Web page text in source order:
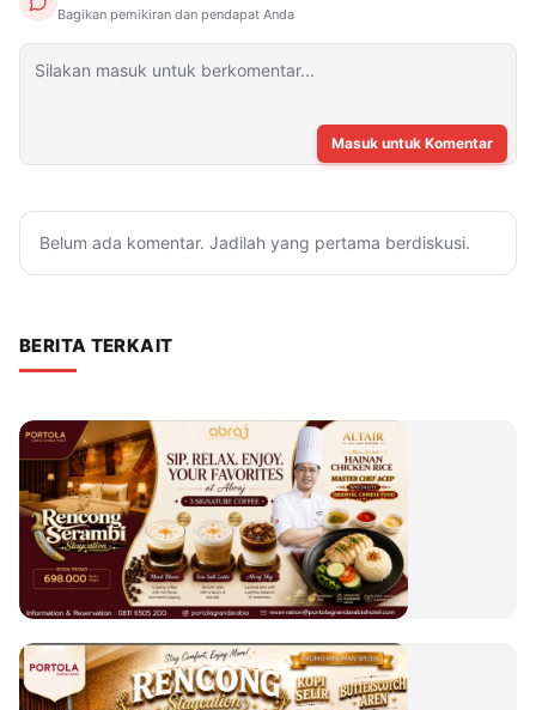
Bagikan pemikiran dan pendapat Anda
Masuk untuk Komentar
Belum ada komentar. Jadilah yang pertama berdiskusi.
BERITA TERKAIT